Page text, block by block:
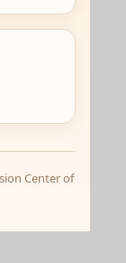
Center of